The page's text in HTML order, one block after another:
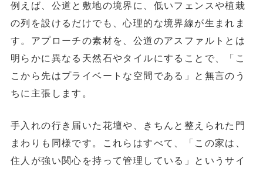
例えば、公道と敷地の境界に、低いフェンスや植栽
の列を設けるだけでも、心理的な境界線が生まれま
す。アプローチの素材を、公道のアスファルトとは
明らかに異なる天然石やタイルにすることで、「こ
こから先はプライベートな空間である」と無言のう
ちに主張します。
手入れの行き届いた花壇や、きちんと整えられた門
まわりも同様です。これらはすべて、「この家は、
住人が強い関心を持って管理している」というサイ